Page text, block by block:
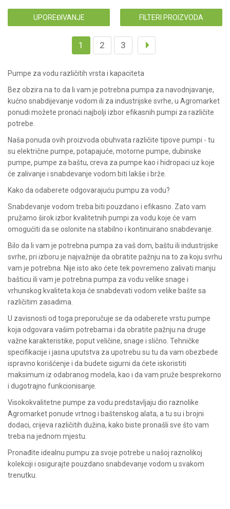
UPOREĐIVANJE FILTERI PROIZVODA
1 2 3
Pumpe za vodu različitih vrsta i kapaciteta
Bez obzira na to da li vam je potrebna pumpa za navodnjavanje,
kućno snabdijevanje vodom ili za industrijske svrhe, u Agromarket
ponudi možete pronaći najbolji izbor efikasnih pumpi za različite
potrebe.
Naša ponuda ovih proizvoda obuhvata različite tipove pumpi - tu
su električne pumpe, potapajuće, motorne pumpe, dubinske
pumpe, pumpe za baštu, creva za pumpe kao i hidropaci uz koje
će zalivanje i snabdevanje vodom biti lakše i brže.
Kako da odaberete odgovarajuću pumpu za vodu?
Snabdevanje vodom treba biti pouzdano i efikasno. Zato vam
pružamo širok izbor kvalitetnih pumpi za vodu koje će vam
omogućiti da se oslonite na stabilno i kontinuirano snabdevanje.
Bilo da li vam je potrebna pumpa za vaš dom, baštu ili industrijske
svrhe, pri izboru je najvažnije da obratite pažnju na to za koju svrhu
vam je potrebna. Nije isto ako ćete tek povremeno zalivati manju
bašticu ili vam je potrebna pumpa za vodu velike snage i
vrhunskog kvaliteta koja će snabdevati vodom velike bašte sa
različitim zasadima.
U zavisnosti od toga preporučuje se da odaberete vrstu pumpe
koja odgovara vašim potrebama i da obratite pažnju na druge
važne karakteristike, poput veličine, snage i slično. Tehničke
specifikacije i jasna uputstva za upotrebu su tu da vam obezbede
ispravno korišćenje i da budete sigurni da ćete iskoristiti
maksimum iz odabranog modela, kao i da vam pruže besprekorno
i dugotrajno funkcionisanje.
Visokokvalitetne pumpe za vodu predstavljaju dio raznolike
Agromarket ponude vrtnog i baštenskog alata, a tu su i brojni
dodaci, crijeva različitih dužina, kako biste pronašli sve što vam
treba na jednom mjestu.
Pronađite idealnu pumpu za svoje potrebe u našoj raznolikoj
kolekciji i osigurajte pouzdano snabdevanje vodom u svakom
trenutku.